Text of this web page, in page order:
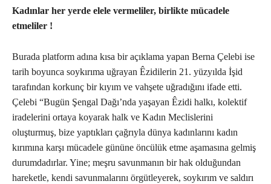
Kadınlar her yerde elele vermeliler, birlikte mücadele
etmeliler !
Burada platform adına kısa bir açıklama yapan Berna Çelebi ise
tarih boyunca soykırıma uğrayan Êzidilerin 21. yüzyılda İşid
tarafından korkunç bir kıyım ve vahşete uğradığını ifade etti.
Çelebi “Bugün Şengal Dağı’nda yaşayan Êzidi halkı, kolektif
iradelerini ortaya koyarak halk ve Kadın Meclislerini
oluşturmuş, bize yaptıkları çağrıyla dünya kadınlarını kadın
kırımına karşı mücadele gününe öncülük etme aşamasına gelmiş
durumdadırlar. Yine; meşru savunmanın bir hak olduğundan
hareketle, kendi savunmalarını örgütleyerek, soykırım ve saldırı